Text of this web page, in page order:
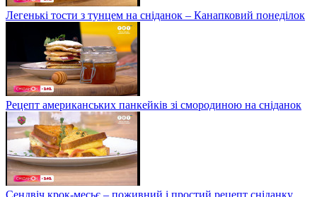
Легенькі тости з тунцем на сніданок – Канапковий понеділок
Рецепт американських панкейків зі смородиною на сніданок
Сендвіч крок-месьє – поживний і простий рецепт сніданку